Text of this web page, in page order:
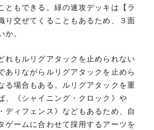
ともできる。緑の速攻デッキは【ラ
り交ぜてくることもあるため、３面
か。
れもルリグアタックを止められない
ありながらルリグアタックを止めら
る場合もある。ルリグアタックを重
、《シャイニング・クロック》や
ディフェンス》などもあるため、自
ゲームに合わせて採用するアーツを